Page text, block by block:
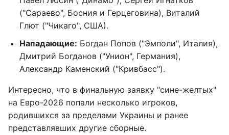
("Сараево", Босния и Герцеговина), Виталий
Глют ("Чикаго", США).
Нападающие: Богдан Попов ("Эмполи", Италия),
Дмитрий Богданов ("Унион", Германия),
Александр Каменский ("Кривбасс").
Интересно, что в финальную заявку "сине-желтых"
на Евро-2026 попали несколько игроков,
родившихся за пределами Украины и ранее
представлявших другие сборные.